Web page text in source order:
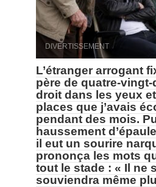
DIVERTISSEMENT
L’étranger arrogant
père de quatre-vingt-
droit dans les yeux
places que j’avais
pendant des mois.
haussement
il eut un sourire
prononça les mots
tout le stade : « Il ne
souviendra même